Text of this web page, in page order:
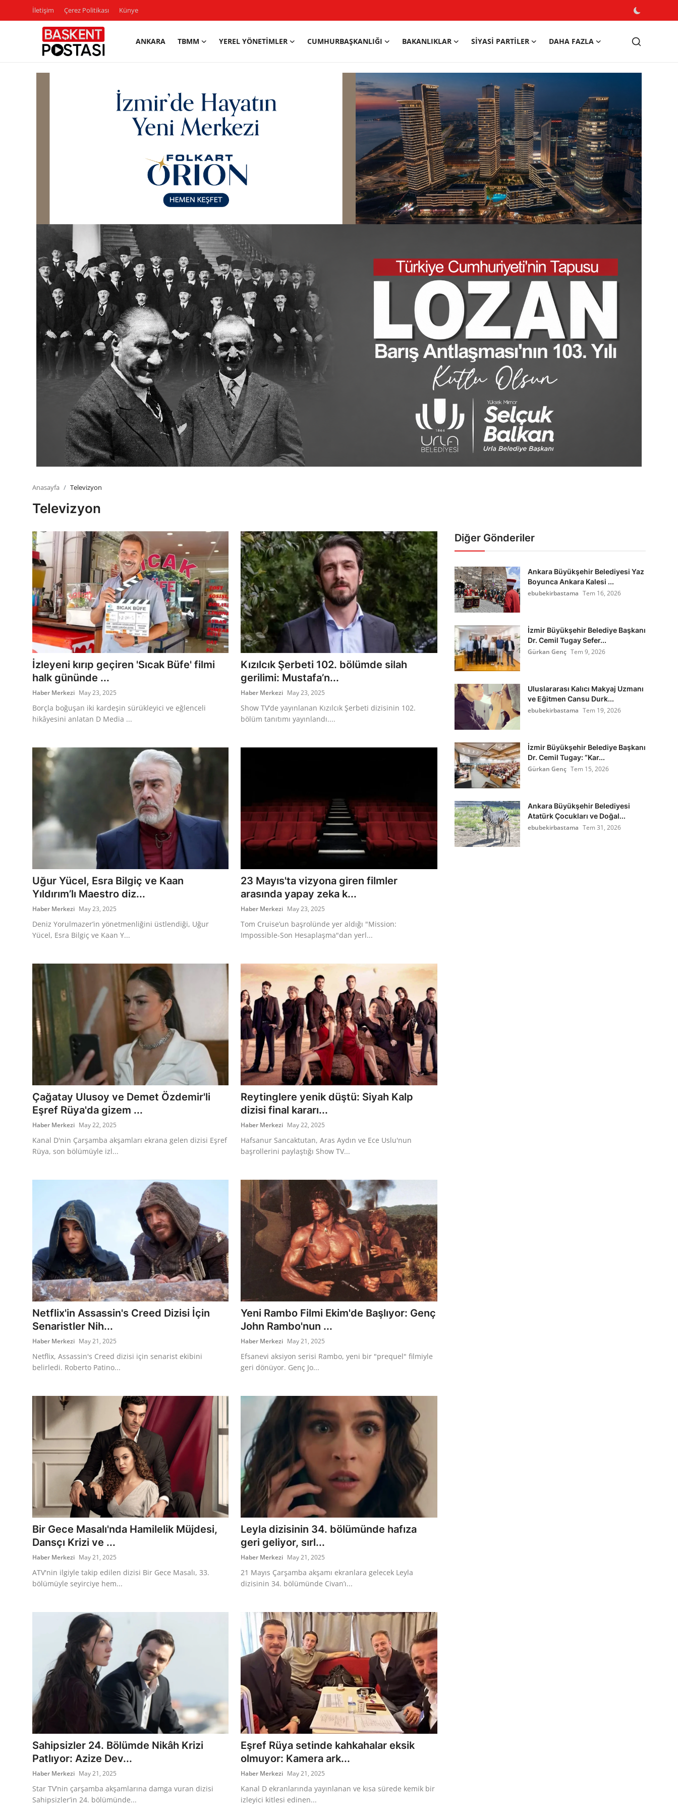
İletişim Çerez Politikası Künye
ANKARA TBMM YEREL YÖNETIMLER CUMHURBAŞKANLIĞI BAKANLIKLAR SIYASI PARTILER DAHA FAZLA
Bakanlıklar
Siyasi Partiler
Mülki İdare
Toplum ve Yaşam
Sivil Toplum Kuruluşları
Kamu Kurumları ve Üst Kurullar
Anasayfa Televizyon
Televizyon
İzleyeni kırıp geçiren 'Sıcak Büfe' filmi
halk gününde ...
Haber Merkezi May 23, 2025
Borçla boğuşan iki kardeşin sürükleyici ve eğlenceli
hikâyesini anlatan D Media ...
Kızılcık Şerbeti 102. bölümde silah
gerilimi: Mustafa’n...
Haber Merkezi May 23, 2025
Show TV’de yayınlanan Kızılcık Şerbeti dizisinin 102.
bölüm tanıtımı yayınlandı....
Uğur Yücel, Esra Bilgiç ve Kaan
Yıldırım’lı Maestro diz...
Haber Merkezi May 23, 2025
Deniz Yorulmazer’in yönetmenliğini üstlendiği, Uğur
Yücel, Esra Bilgiç ve Kaan Y...
23 Mayıs'ta vizyona giren filmler
arasında yapay zeka k...
Haber Merkezi May 23, 2025
Tom Cruise’un başrolünde yer aldığı "Mission:
Impossible-Son Hesaplaşma"dan yerl...
Çağatay Ulusoy ve Demet Özdemir'li
Eşref Rüya'da gizem ...
Haber Merkezi May 22, 2025
Kanal D'nin Çarşamba akşamları ekrana gelen dizisi Eşref
Rüya, son bölümüyle izl...
Reytinglere yenik düştü: Siyah Kalp
dizisi final kararı...
Haber Merkezi May 22, 2025
Hafsanur Sancaktutan, Aras Aydın ve Ece Uslu'nun
başrollerini paylaştığı Show TV...
Netflix'in Assassin's Creed Dizisi İçin
Senaristler Nih...
Haber Merkezi May 21, 2025
Netflix, Assassin's Creed dizisi için senarist ekibini
belirledi. Roberto Patino...
Yeni Rambo Filmi Ekim'de Başlıyor: Genç
John Rambo'nun ...
Haber Merkezi May 21, 2025
Efsanevi aksiyon serisi Rambo, yeni bir "prequel" filmiyle
geri dönüyor. Genç Jo...
Bir Gece Masalı'nda Hamilelik Müjdesi,
Dansçı Krizi ve ...
Haber Merkezi May 21, 2025
ATV'nin ilgiyle takip edilen dizisi Bir Gece Masalı, 33.
bölümüyle seyirciye hem...
Leyla dizisinin 34. bölümünde hafıza
geri geliyor, sırl...
Haber Merkezi May 21, 2025
21 Mayıs Çarşamba akşamı ekranlara gelecek Leyla
dizisinin 34. bölümünde Civan’ı...
Sahipsizler 24. Bölümde Nikâh Krizi
Patlıyor: Azize Dev...
Haber Merkezi May 21, 2025
Star TV’nin çarşamba akşamlarına damga vuran dizisi
Sahipsizler’in 24. bölümünde...
Eşref Rüya setinde kahkahalar eksik
olmuyor: Kamera ark...
Haber Merkezi May 21, 2025
Kanal D ekranlarında yayınlanan ve kısa sürede kemik bir
izleyici kitlesi edinen...
Diğer Gönderiler
Ankara Büyükşehir Belediyesi Yaz
Boyunca Ankara Kalesi ...
ebubekirbastama Tem 16, 2026
İzmir Büyükşehir Belediye Başkanı
Dr. Cemil Tugay Sefer...
Gürkan Genç Tem 9, 2026
Uluslararası Kalıcı Makyaj Uzmanı
ve Eğitmen Cansu Durk...
ebubekirbastama Tem 19, 2026
İzmir Büyükşehir Belediye Başkanı
Dr. Cemil Tugay: “Kar...
Gürkan Genç Tem 15, 2026
Ankara Büyükşehir Belediyesi
Atatürk Çocukları ve Doğal...
ebubekirbastama Tem 31, 2026